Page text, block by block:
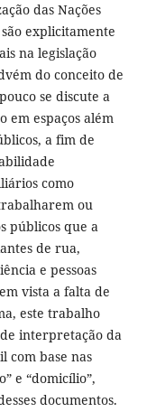
das Nações
explicitamente
na legislação
do conceito de
se discute a
em espaços além
a fim de
como
ou
públicos que a
de rua,
e pessoas
vista a falta de
este trabalho
interpretação da
com base nas
e “domicílio”,
documentos.